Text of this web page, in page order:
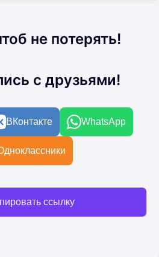
не потерять!
с друзьями!
ВКонтакте WhatsApp
ссылку